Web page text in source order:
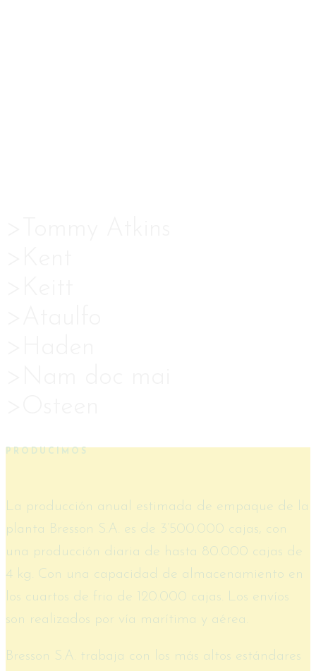
PRODUCIMOS
La producción anual estimada de empaque de la
planta Bresson S.A. es de 3’500.000 cajas, con
una producción diaria de hasta 80.000 cajas de
4 kg. Con una capacidad de almacenamiento en
los cuartos de frio de 120.000 cajas. Los envíos
son realizados por vía marítima y aérea.
Bresson S.A. trabaja con los más altos estándares